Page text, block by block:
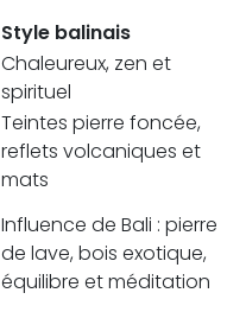
Style balinais
Chaleureux, zen et
spirituel
Teintes pierre foncée,
reflets volcaniques et
mats
Influence de Bali : pierre
de lave, bois exotique,
équilibre et méditation